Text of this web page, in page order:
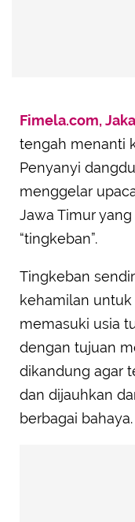
Fimela.com,
tengah menanti
Penyanyi
menggelar
Jawa Timur
“tingkeban”.
Tingkeban
kehamilan
memasuki usia
dengan tujuan
dikandung agar
dan dijauhkan
berbagai bahaya.